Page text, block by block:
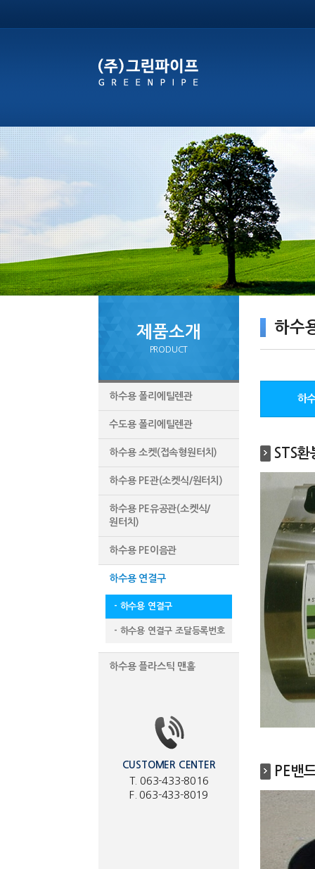
제품소개
PRODUCT
하수용 폴리에틸렌관
수도용 폴리에틸렌관
하수용 소켓(접속형원터치)
하수용 PE관(소켓식/원터치)
하수용 PE유공관(소켓식/
원터치)
하수용 PE이음관
하수용 연결구
- 하수용 연결구
- 하수용 연결구 조달등록번호
하수용 플라스틱 맨홀
CUSTOMER CENTER
T. 063-433-8016
F. 063-433-8019
하수
하
STS
PE밴